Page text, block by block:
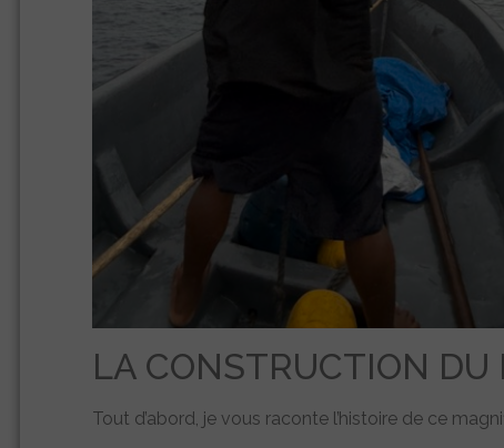
LA CONSTRUCTION DU
Tout d’abord, je vous raconte l’histoire de ce